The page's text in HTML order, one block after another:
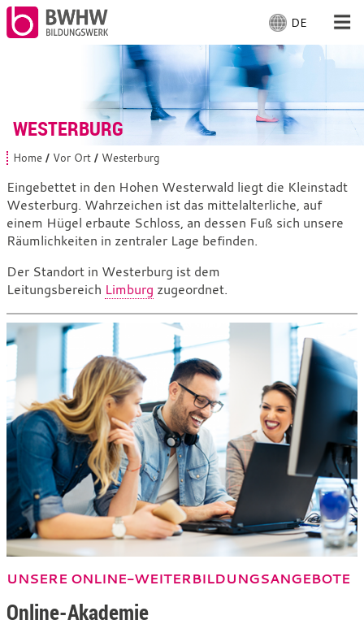
S
p
r
a
c
h
s
w
ä
:
DE
WESTERBURG
Für Unternehmen
Von uns
Vor Ort: Westerburg
Mit Arbeiten
S
e
s
i
n
d
i
e
:
Home Vor Ort Westerburg
Eingebettet in den Hohen Westerwald liegt die Kleinstadt
Westerburg. Wahrzeichen ist das mittelalterliche, auf
einem Hügel erbaute Schloss, an dessen Fuß sich unsere
Räumlichkeiten in zentraler Lage befinden.
Der Standort in Westerburg ist dem
Leitungsbereich Limburg zugeordnet.
UNSERE ONLINE-WEITERBILDUNGSANGEBOTE
Online-Akademie